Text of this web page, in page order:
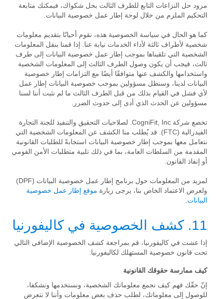
مزود حل النزاعات التابع للطرف الثالث بحل شكواك، فيمكنك متابعة
التحكيم الملزم من خلال لوحة إطار عمل خصوصية البيانات.
كما هو الحال في سياسة الخصوصية هذه، نقوم أحيانًا بتقديم معلومات
شخصية لأطراف ثالثة لأداء الخدمات نيابة عنا. إذا قمنا بنقل المعلومات
الشخصية التي تلقيناها بموجب إطار عمل خصوصية البيانات إلى طرف
ثالث، فيجب أن يكون وصول الطرف الثالث إلى المعلومات الشخصية
واستخدامها والكشف عنها متوافقًا أيضًا مع التزامات إطار خصوصية
البيانات لدينا، وسنظل مسؤولين بموجب خصوصية البيانات إطار عمل
لأي فشل في القيام بذلك من قبل الطرف الثالث ما لم نثبت أننا لسنا
مسؤولين عن الحدث الذي أدى إلى حدوث الضرر.
تخضع شركة CogniFit, Inc. لصلاحيات التحقيق والتنفيذ للجنة التجارة
الفيدرالية (FTC). قد يُطلب منا الكشف عن المعلومات الشخصية التي
نتعامل معها بموجب إطار خصوصية البيانات استجابةً للطلبات القانونية
المقدمة من السلطات العامة، بما في ذلك تلبية متطلبات الأمن القومي
أو إنفاذ القانون.
لمزيد من المعلومات حول برنامج إطار عمل خصوصية البيانات (DPF)
ولعرض الاعتماد الخاص بنا، يرجى زيارة موقع إطار عمل خصوصية
البيانات
11. كشف الخصوصية في كاليفورنيا
إذا عشت في كاليفورنيا، قم بمراجعة كشف الخصوصية الإضافي التالي
تحت قانون خصوصية المستهلك لكاليفورنيا.
كيف ممارسة حقوقك القانونية
إنّ حقّك فهم كيف نجمع معلوماتك الشخصية، ونستخدمها ونشكفا،
للوصول إلى معلوماتك، لطلب حذف بعض معلومات وأننا لا نتعرض